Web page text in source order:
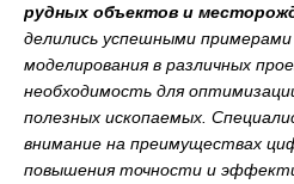
рудных объектов и
делились успешными
моделирования в различных
необходимость для
полезных ископаемых.
внимание на преимуществах
повышения точности и